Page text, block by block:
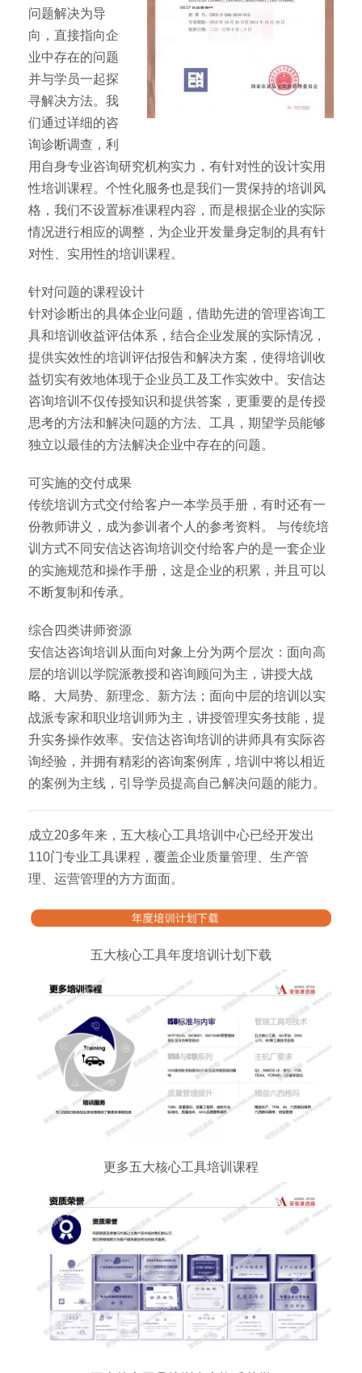
问题解决为导
向，直接指向企
业中存在的问题
并与学员一起探
寻解决方法。我
们通过详细的咨
询诊断调查，利
用自身专业咨询研究机构实力，有针对性的设计实用
性培训课程。个性化服务也是我们一贯保持的培训风
格，我们不设置标准课程内容，而是根据企业的实际
情况进行相应的调整，为企业开发量身定制的具有针
对性、实用性的培训课程。
针对问题的课程设计
针对诊断出的具体企业问题，借助先进的管理咨询工
具和培训收益评估体系，结合企业发展的实际情况，
提供实效性的培训评估报告和解决方案，使得培训收
益切实有效地体现于企业员工及工作实效中。安信达
咨询培训不仅传授知识和提供答案，更重要的是传授
思考的方法和解决问题的方法、工具，期望学员能够
独立以最佳的方法解决企业中存在的问题。
可实施的交付成果
传统培训方式交付给客户一本学员手册，有时还有一
份教师讲义，成为参训者个人的参考资料。 与传统培
训方式不同安信达咨询培训交付给客户的是一套企业
的实施规范和操作手册，这是企业的积累，并且可以
不断复制和传承。
综合四类讲师资源
安信达咨询培训从面向对象上分为两个层次：面向高
层的培训以学院派教授和咨询顾问为主，讲授大战
略、大局势、新理念、新方法；面向中层的培训以实
战派专家和职业培训师为主，讲授管理实务技能，提
升实务操作效率。安信达咨询培训的讲师具有实际咨
询经验，并拥有精彩的咨询案例库，培训中将以相近
的案例为主线，引导学员提高自己解决问题的能力。
成立20多年来，五大核心工具培训中心已经开发出
110门专业工具课程，覆盖企业质量管理、生产管
理、运营管理的方方面面。
五大核心工具年度培训计划下载
更多五大核心工具培训课程